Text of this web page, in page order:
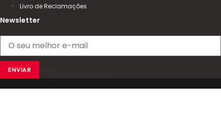
Livro de Reclamações
Newsletter
ENVIAR